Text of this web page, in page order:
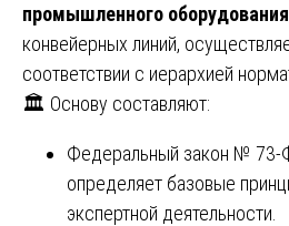
промышленного оборудования
конвейерных линий,
соответствии с иерархией
🏛️ Основу составляют:
Федеральный закон № 73-
определяет базовые
экспертной деятельности.